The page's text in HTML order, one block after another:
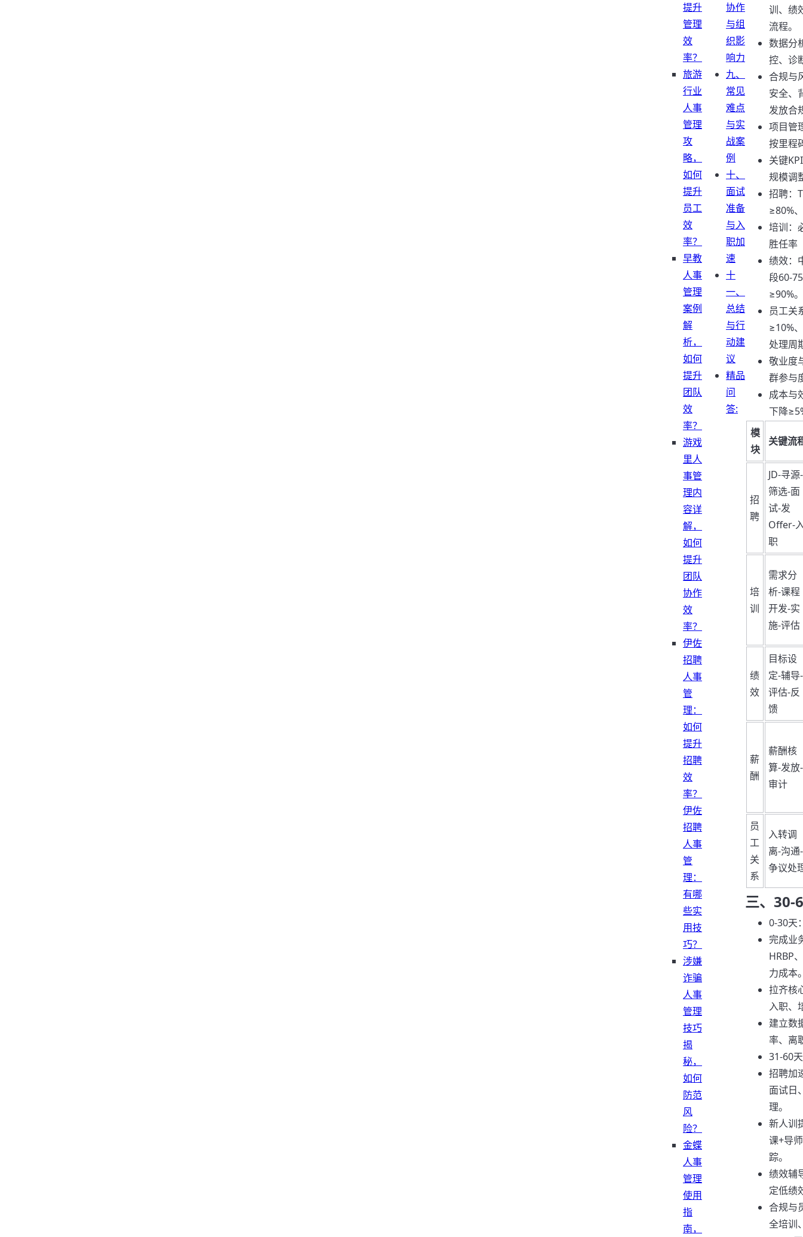
提升
管理
效
率？
旅游
行业
人事
管理
攻
略，
如何
提升
员工
效
率？
早教
人事
管理
案例
解
析，
如何
提升
团队
效
率？
游戏
里人
事管
理内
容详
解，
如何
提升
团队
协作
效
率？
伊佐
招聘
人事
管
理：
如何
提升
招聘
效
率？
伊佐
招聘
人事
管
理：
有哪
些实
用技
巧？
涉嫌
诈骗
人事
管理
技巧
揭
秘，
如何
防范
风
险？
金蝶
人事
管理
使用
指
南，
协作
与组
织影
响力
九、
常见
难点
与实
战案
例
十、
面试
准备
与入
职加
速
十
一、
总结
与行
动建
议
精品
问
答:
训、绩
流程。
数据分
控、诊
合规与
安全、
发放合
项目管
按里程
关键
规模调
招聘：
≥80%
培训：
胜任率
绩效：
段60-
≥90%。
员工关
≥10%
处理周
敬业度
群参与
成本与
下降
模
块
关键流
招
聘
JD-寻源-
筛选-面
试-发
Offer-
职
培
训
需求分
析-课程
开发-实
施-评估
绩
效
目标设
定-辅导-
评估-反
馈
薪
酬
薪酬核
算-发放-
审计
员
工
关
系
入转调
离-沟通-
争议处
三、30-
0-30天
完成业
HRBP
力成本
拉齐核
入职、
建立数
率、离
31-60
招聘加
面试日
理。
新人训
课+导
踪。
绩效辅
定低绩
合规与
全培训